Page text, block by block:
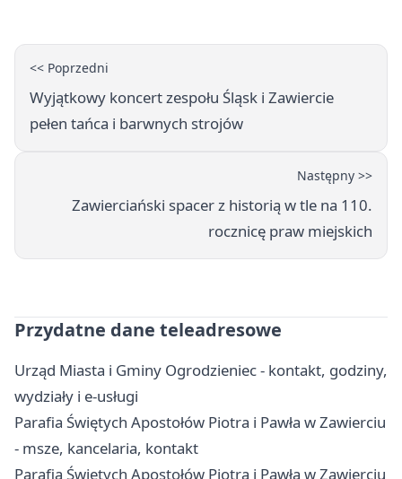
<< Poprzedni
Wyjątkowy koncert zespołu Śląsk i Zawiercie
pełen tańca i barwnych strojów
Następny >>
Zawierciański spacer z historią w tle na 110.
rocznicę praw miejskich
Przydatne dane teleadresowe
Urząd Miasta i Gminy Ogrodzieniec - kontakt, godziny,
wydziały i e-usługi
Parafia Świętych Apostołów Piotra i Pawła w Zawierciu
- msze, kancelaria, kontakt
Parafia Świętych Apostołów Piotra i Pawła w Zawierciu